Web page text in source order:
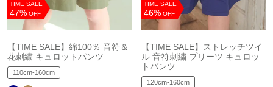
TIME SALE
47% OFF
【TIME SALE】綿100％ 音符＆
花刺繍 キュロットパンツ
110cm-160cm
TIME SALE
46% OFF
【TIME SALE】ストレッチツイ
ル 音符刺繍 プリーツ キュロッ
トパンツ
120cm-160cm